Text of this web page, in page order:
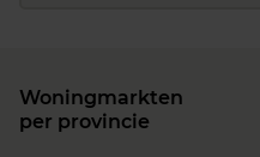
Woningmarkten
per provincie